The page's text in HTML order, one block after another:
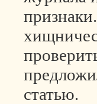
статью.